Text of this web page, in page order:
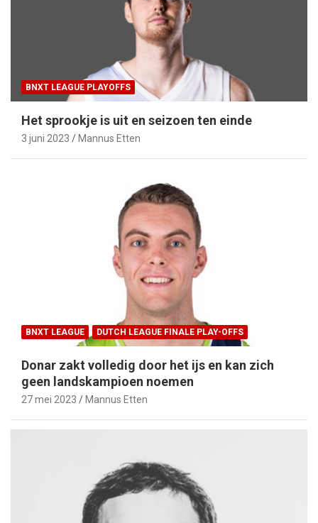
BNXT LEAGUE PLAYOFFS
Het sprookje is uit en seizoen ten einde
3 juni 2023 Mannus Etten
BNXT LEAGUE DUTCH LEAGUE FINALE PLAY-OFFS
Donar zakt volledig door het ijs en kan zich
geen landskampioen noemen
27 mei 2023 Mannus Etten